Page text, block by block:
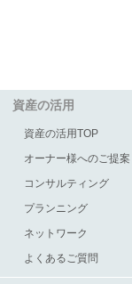
資産の活用
資産の活用TOP
オーナー様へのご提案
コンサルティング
プランニング
ネットワーク
よくあるご質問